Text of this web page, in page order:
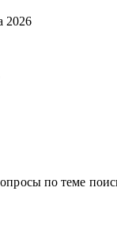
и
2026
по теме